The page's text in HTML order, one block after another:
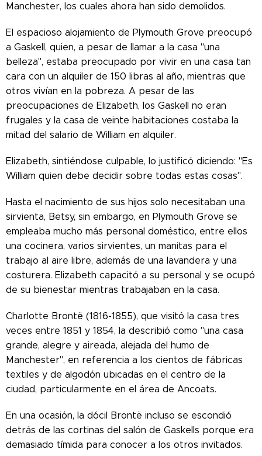
Manchester, los cuales ahora han sido demolidos.
El espacioso alojamiento de Plymouth Grove preocupó
a Gaskell, quien, a pesar de llamar a la casa "una
belleza", estaba preocupado por vivir en una casa tan
cara con un alquiler de 150 libras al año, mientras que
otros vivían en la pobreza. A pesar de las
preocupaciones de Elizabeth, los Gaskell no eran
frugales y la casa de veinte habitaciones costaba la
mitad del salario de William en alquiler.
Elizabeth, sintiéndose culpable, lo justificó diciendo: "Es
William quien debe decidir sobre todas estas cosas".
Hasta el nacimiento de sus hijos solo necesitaban una
sirvienta, Betsy, sin embargo, en Plymouth Grove se
empleaba mucho más personal doméstico, entre ellos
una cocinera, varios sirvientes, un manitas para el
trabajo al aire libre, además de una lavandera y una
costurera. Elizabeth capacitó a su personal y se ocupó
de su bienestar mientras trabajaban en la casa.
Charlotte Brontë (1816-1855), que visitó la casa tres
veces entre 1851 y 1854, la describió como "una casa
grande, alegre y aireada, alejada del humo de
Manchester", en referencia a los cientos de fábricas
textiles y de algodón ubicadas en el centro de la
ciudad, particularmente en el área de Ancoats.
En una ocasión, la dócil Brontë incluso se escondió
detrás de las cortinas del salón de Gaskells porque era
demasiado tímida para conocer a los otros invitados.